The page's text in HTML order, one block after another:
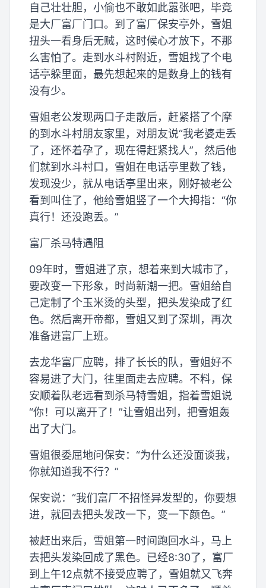
自己壮壮胆，小偷也不敢如此嚣张吧，毕竟
是大厂富厂门口。到了富厂保安亭外，雪姐
扭头一看身后无贼，这时候心才放下，不那
么害怕了。走到水斗村附近，雪姐找了个电
话亭躲里面，最先想起来的是数身上的钱有
没有少。
雪姐老公发现两口子走散后，赶紧搭了个摩
的到水斗村朋友家里，对朋友说“我老婆走丢
了，还怀着孕了，现在得赶紧找人”，然后他
们就到水斗村口，雪姐在电话亭里数了钱，
发现没少，就从电话亭里出来，刚好被老公
看到叫住了，他给雪姐竖了一个大拇指：“你
真行！还没跑丢。”
富厂杀马特遇阻
09年时，雪姐进了京，想着来到大城市了，
要改变一下形象，时尚新潮一把。雪姐给自
己定制了个玉米烫的头型，把头发染成了红
色。然后离开帝都，雪姐又到了深圳，再次
准备进富厂上班。
去龙华富厂应聘，排了长长的队，雪姐好不
容易进了大门，往里面走去应聘。不料，保
安顺着队老远看到杀马特雪姐，指着雪姐说
“你！可以离开了！”让雪姐出列，把雪姐轰
出了大门。
雪姐很委屈地问保安：“为什么还没面谈我，
你就知道我不行？”
保安说：“我们富厂不招怪异发型的，你要想
进，就回去把头发改一下，变一下颜色。”
被赶出来后，雪姐第一时间跑回水斗，马上
去把头发染回成了黑色。已经8:30了，富厂
到上午12点就不接受应聘了，雪姐就又飞奔